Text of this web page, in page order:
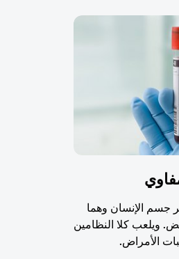
جسم الإنسان وهما
ويلعب كلا النظامين
الأمراض.